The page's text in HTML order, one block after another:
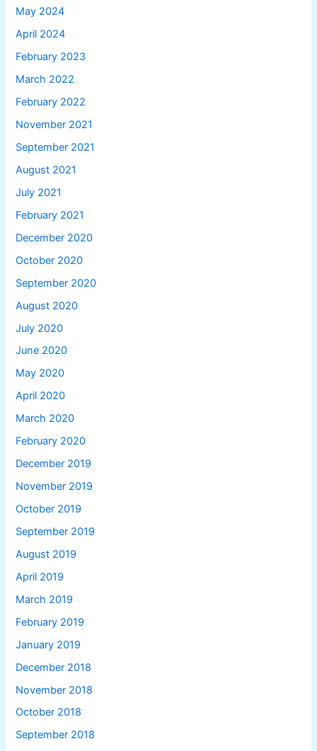
May 2024
April 2024
February 2023
March 2022
February 2022
November 2021
September 2021
August 2021
July 2021
February 2021
December 2020
October 2020
September 2020
August 2020
July 2020
June 2020
May 2020
April 2020
March 2020
February 2020
December 2019
November 2019
October 2019
September 2019
August 2019
April 2019
March 2019
February 2019
January 2019
December 2018
November 2018
October 2018
September 2018